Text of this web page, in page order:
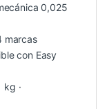
0,025
marcas
con Easy
kg ·